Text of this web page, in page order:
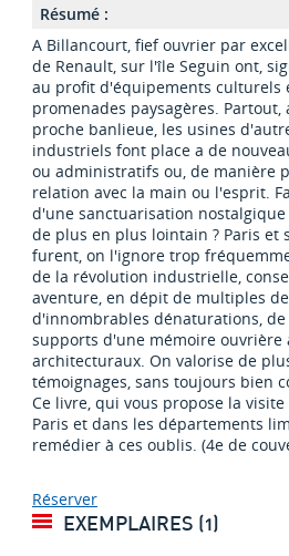
Résumé :
A Billancourt, fief ouvrier par
de Renault, sur l'île Seguin ont,
au profit d'équipements culturels
promenades paysagères. Partout,
proche banlieue, les usines
industriels font place a de
ou administratifs ou, de manière
relation avec la main ou l'esprit.
d'une sanctuarisation
de plus en plus lointain ? Paris et
furent, on l'ignore trop
de la révolution industrielle,
aventure, en dépit de multiples
d'innombrables dénaturations,
supports d'une mémoire ouvrière
architecturaux. On valorise de
témoignages, sans toujours bien
Ce livre, qui vous propose la
Paris et dans les départements
remédier à ces oublis. (4e de
Réserver
EXEMPLAIRES (1)